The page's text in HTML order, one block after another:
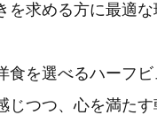
求める方に最適な
を選べるハーフ
じつつ、心を満た